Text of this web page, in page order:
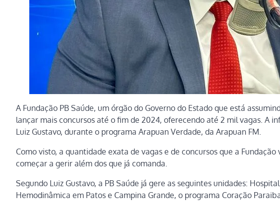
A Fundação PB Saúde, um órgão do Governo do Estado que está
lançar mais concursos até o fim de 2024, oferecendo até 2 mil vagas. A
Luiz Gustavo, durante o programa Arapuan Verdade, da Arapuan FM.
Como visto, a quantidade exata de vagas e de concursos que a
começar a gerir além dos que já comanda.
Segundo Luiz Gustavo, a PB Saúde já gere as seguintes unidades:
Hemodinâmica em Patos e Campina Grande, o programa Coração